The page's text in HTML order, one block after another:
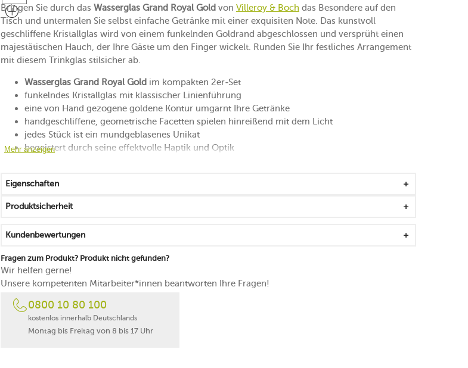
Bringen Sie durch das Wasserglas Grand Royal Gold von Villeroy & Boch das Besondere auf den
Tisch und untermalen Sie selbst einfache Getränke mit einer exquisiten Note. Das kunstvoll
geschliffene Kristallglas wird von einem funkelnden Goldrand abgeschlossen und versprüht einen
majestätischen Hauch, der Ihre Gäste um den Finger wickelt. Runden Sie Ihr festliches Arrangement
mit diesem Trinkglas stilsicher ab.
Wasserglas Grand Royal Gold im kompakten 2er-Set
funkelndes Kristallglas mit klassischer Linienführung
eine von Hand gezogene goldene Kontur umgarnt Ihre Getränke
handgeschliffene, geometrische Facetten spielen hinreißend mit dem Licht
jedes Stück ist ein mundgeblasenes Unikat
begeistert durch seine effektvolle Haptik und Optik
Mehr anzeigen
Eigenschaften
Produktsicherheit
Kundenbewertungen
Fragen zum Produkt? Produkt nicht gefunden?
Wir helfen gerne!
Unsere kompetenten Mitarbeiter*innen beantworten Ihre Fragen!
0800 10 80 100
kostenlos innerhalb Deutschlands
Montag bis Freitag von 8 bis 17 Uhr